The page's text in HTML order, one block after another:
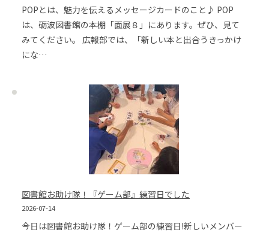
POPとは、魅力を伝えるメッセージカードのこと♪ POP
は、砺波図書館の本棚「面展８」にあります。ぜひ、見て
みてください。 広報部では、「新しい本と出合うきっかけ
にな…
図書館お助け隊！『ゲーム部』練習日でした
2026-07-14
今日は図書館お助け隊！ゲーム部の練習日!新しいメンバー